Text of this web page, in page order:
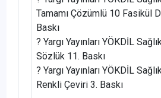
Tamamı Çözümlü 10 Fasikül
Baskı
? Yargı Yayınları YÖKDİL
Sözlük 11. Baskı
? Yargı Yayınları YÖKDİL
Renkli Çeviri 3. Baskı